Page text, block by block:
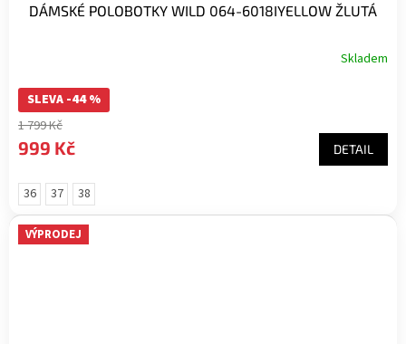
DÁMSKÉ POLOBOTKY WILD 064-6018IYELLOW ŽLUTÁ
Skladem
SLEVA -44 %
1 799 Kč
999 Kč DETAIL
36 37 38
VÝPRODEJ